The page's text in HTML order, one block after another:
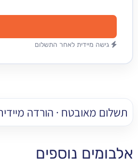
גישה מיידית לאחר התשלום
תשלום מאובטח · הורדה
אלבומים נוספים